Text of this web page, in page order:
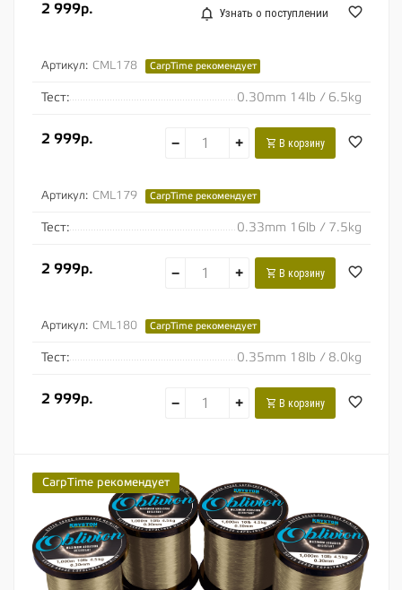
2 999р. Узнать о поступлении
Артикул: CML178 CarpTime рекомендует
Тест: 0.30mm 14lb / 6.5kg
2 999р. − + В корзину
Артикул: CML179 CarpTime рекомендует
Тест: 0.33mm 16lb / 7.5kg
2 999р. − + В корзину
Артикул: CML180 CarpTime рекомендует
Тест: 0.35mm 18lb / 8.0kg
2 999р. − + В корзину
CarpTime рекомендует